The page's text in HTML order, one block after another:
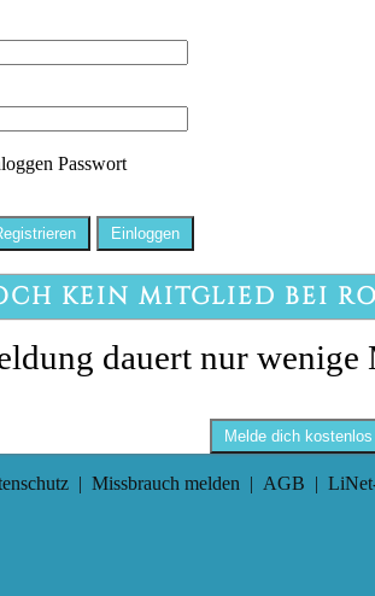
Passwort
KEIN MITGLIED BEI
dauert nur
Melde dich
| Missbrauch melden | AGB |